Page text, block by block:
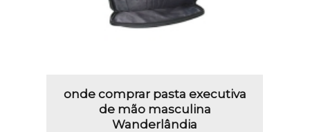
onde comprar pasta executiva
de mão masculina
Wanderlândia